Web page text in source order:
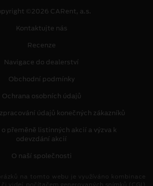
©2026 CARent, a.s.
Kontaktujte nás
Recenze
Navigace do dealerství
Obchodní podmínky
Ochrana osobních údajů
údajů konečných zákazníků
přeměně listinných akcií a výzva k
odevzdání akcií
O naší společnosti